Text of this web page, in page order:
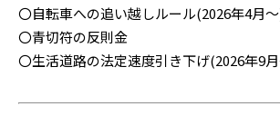
〇自転車への追い越しルール(2026年4月
〇青切符の反則金
〇生活道路の法定速度引き下げ(2026年9